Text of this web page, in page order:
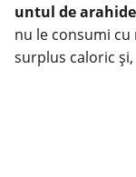
untul de arahide
nu le consumi cu
surplus caloric